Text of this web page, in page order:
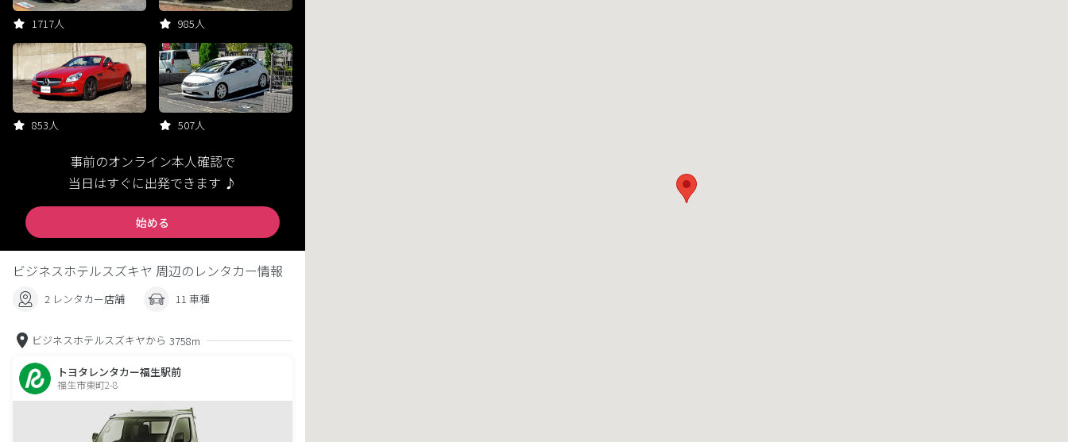
1717人 985人
853人 507人
事前のオンライン本人確認で
当日はすぐに出発できます ♪
始める
ビジネスホテルスズキヤ 周辺のレンタカー情報
2 レンタカー店舗 11 車種
ビジネスホテルスズキヤから 3758m
トヨタレンタカー福生駅前
福生市東町2-8